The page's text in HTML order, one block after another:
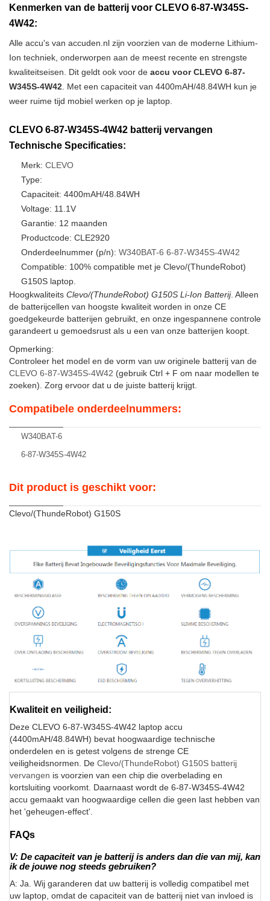
Kenmerken van de batterij voor CLEVO 6-87-W345S-
4W42:
Alle accu's van accuden.nl zijn voorzien van de moderne Lithium-
Ion techniek, onderworpen aan de meest recente en strengste
kwaliteitseisen. Dit geldt ook voor de accu voor CLEVO 6-87-
W345S-4W42 . Met een capaciteit van 4400mAH/48.84WH kun je
weer ruime tijd mobiel werken op je laptop.
CLEVO 6-87-W345S-4W42 batterij vervangen
Technische Specificaties:
Merk: CLEVO
Type:
Capaciteit: 4400mAH/48.84WH
Voltage: 11.1V
Garantie: 12 maanden
Productcode: CLE2920
Onderdeelnummer (p/n): W340BAT-6 6-87-W345S-4W42
Compatible: 100% compatible met je Clevo/(ThundeRobot)
G150S laptop.
Hoogkwaliteits Clevo/(ThundeRobot) G150S Li-Ion Batterij. Alleen
de batterijcellen van hoogste kwaliteit worden in onze CE
goedgekeurde batterijen gebruikt, en onze ingespannene controle
garandeert u gemoedsrust als u een van onze batterijen koopt.
Opmerking:
Controleer het model en de vorm van uw originele batterij van de
CLEVO 6-87-W345S-4W42 (gebruik Ctrl + F om naar modellen te
zoeken). Zorg ervoor dat u de juiste batterij krijgt.
Compatibele onderdeelnummers:
W340BAT-6
6-87-W345S-4W42
Dit product is geschikt voor:
Clevo/(ThundeRobot) G150S
Kwaliteit en veiligheid:
Deze CLEVO 6-87-W345S-4W42 laptop accu
(4400mAH/48.84WH) bevat hoogwaardige technische
onderdelen en is getest volgens de strenge CE
veiligheidsnormen. De Clevo/(ThundeRobot) G150S batterij
vervangen is voorzien van een chip die overbelading en
kortsluiting voorkomt. Daarnaast wordt de 6-87-W345S-4W42
accu gemaakt van hoogwaardige cellen die geen last hebben van
het 'geheugen-effect'.
FAQs
V: De capaciteit van je batterij is anders dan die van mij, kan
ik de jouwe nog steeds gebruiken?
A: Ja. Wij garanderen dat uw batterij is volledig compatibel met
uw laptop, omdat de capaciteit van de batterij niet van invloed is